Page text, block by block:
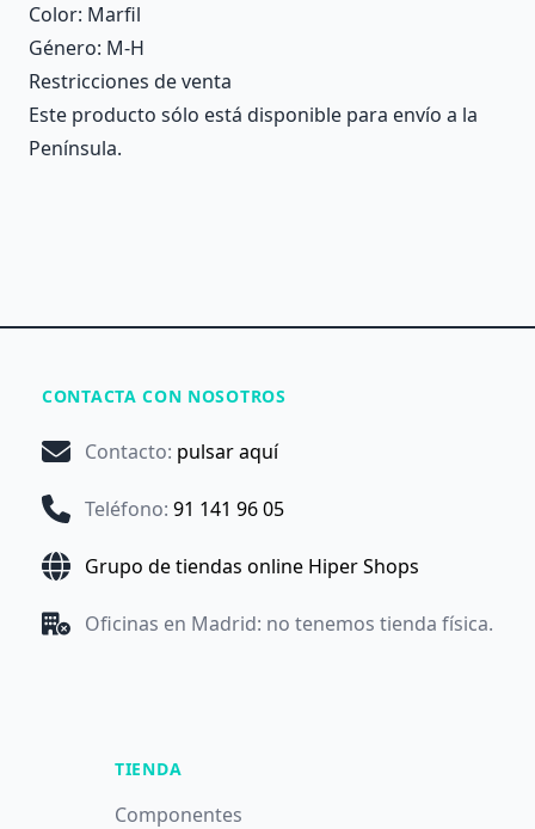
Color: Marfil
Género: M-H
Restricciones de venta
Este producto sólo está disponible para envío a la
Península.
CONTACTA CON NOSOTROS
Contacto: pulsar aquí
Teléfono: 91 141 96 05
Grupo de tiendas online Hiper Shops
Oficinas en Madrid: no tenemos tienda física.
TIENDA
Componentes